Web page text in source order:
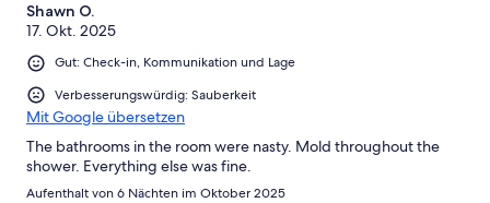
Shawn O.
17. Okt. 2025
Gut: Check-in, Kommunikation und Lage
Verbesserungswürdig: Sauberkeit
Mit Google übersetzen
The bathrooms in the room were nasty. Mold throughout the
shower. Everything else was fine.
Aufenthalt von 6 Nächten im Oktober 2025